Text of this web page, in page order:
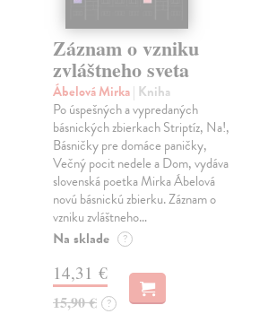
Záznam o vzniku
zvláštneho sveta
Ábelová Mirka| Kniha
Po úspešných a vypredaných
básnických zbierkach Striptíz, Na!,
Básničky pre domáce paničky,
Večný pocit nedele a Dom, vydáva
slovenská poetka Mirka Ábelová
novú básnickú zbierku. Záznam o
vzniku zvláštneho…
Na sklade ?
14,31 €
15,90 € ?